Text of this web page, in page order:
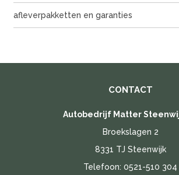
afleverpakketten en garanties
CONTACT
Autobedrijf Matter
Broekslagen 2
8331 TJ Steenwijk
Telefoon:0521-510 304